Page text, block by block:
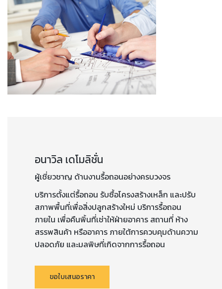
อนาวิล เดโมลิชั่น
ผู้เชี่ยวชาญ ด้านงานรื้อถอนอย่างครบวงจร
บริการตั้งแต่รื้อถอน รับซื้อโครงสร้างเหล็ก และปรับ
สภาพพื้นที่เพื่อสิ่งปลูกสร้างใหม่ บริการรื้อถอน
ภายใน เพื่อคืนพิ้นที่เช่าให้ฝ่ายอาคาร สถานที่ ห้าง
สรรพสินค้า หรืออาคาร ภายใต้การควบคุมด้านความ
ปลอดภัย และมลพิษที่เกิดจากการรื้อถอน
ขอใบเสนอราคา